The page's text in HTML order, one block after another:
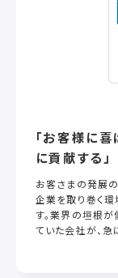
「お客様に喜
に貢献する」
お客さまの発展
企業を取り巻く
す。業界の垣根が
ていた会社が、急